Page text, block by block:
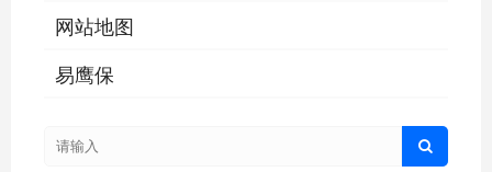
网站地图
易鹰保